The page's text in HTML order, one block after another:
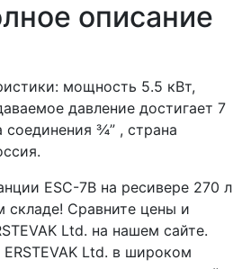
описание
мощность 5.5 кВт,
давление достигает 7
¾” , страна
ESC-7B на ресивере 270 л
складе! Сравните цены и
Ltd. на нашем сайте.
Ltd. в широком